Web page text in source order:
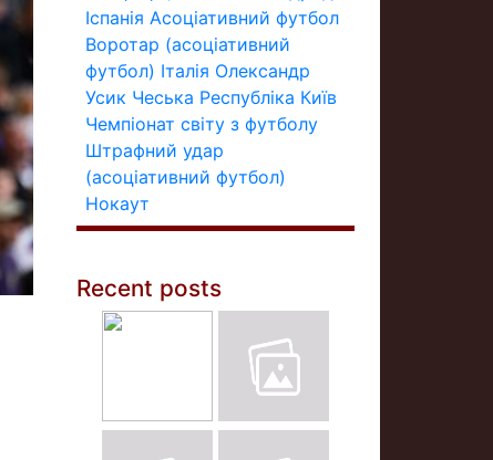
Іспанія Асоціативний футбол
Воротар (асоціативний
футбол) Італія Олександр
Усик Чеська Республіка Київ
Чемпіонат світу з футболу
Штрафний удар
(асоціативний футбол)
Нокаут
Recent posts